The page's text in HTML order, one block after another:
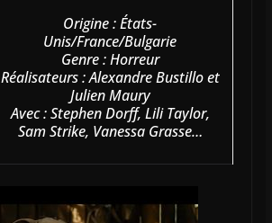
Origine : États-
Unis/France/Bulgarie
Genre : Horreur
Réalisateurs : Alexandre Bustillo et
Julien Maury
Avec : Stephen Dorff, Lili Taylor,
Sam Strike, Vanessa Grasse…